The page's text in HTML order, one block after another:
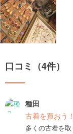
口コミ（4件）
種田
古着を買おう
多くの古着を取